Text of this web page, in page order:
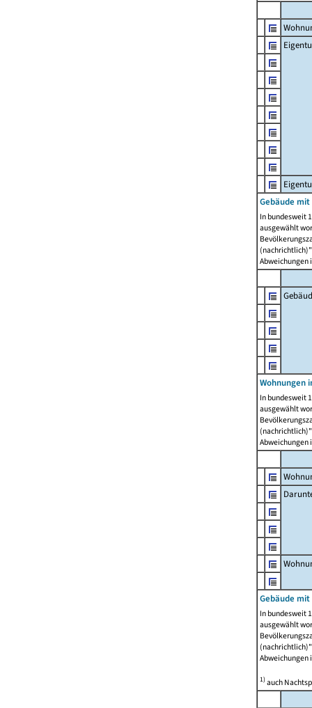
Gebäude
In bundesweit
ausgewählt
Abweichungen
Wohnungen
In bundesweit
ausgewählt
Abweichungen
Gebäude
In bundesweit
ausgewählt
Abweichungen
1)auch